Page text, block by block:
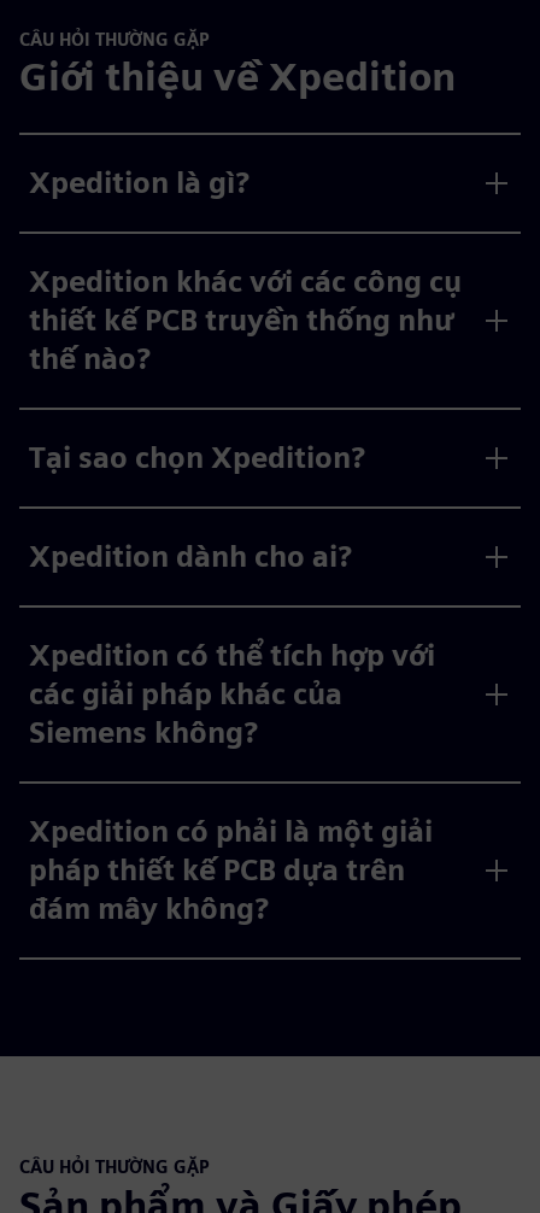
CÂU HỎI THƯỜNG GẶP
Giới thiệu về Xpedition
Xpedition là gì?
Xpedition khác với các công cụ
thiết kế PCB truyền thống như
thế nào?
Tại sao chọn Xpedition?
Xpedition dành cho ai?
Xpedition có thể tích hợp với
các giải pháp khác của
Siemens không?
Xpedition có phải là một giải
pháp thiết kế PCB dựa trên
đám mây không?
CÂU HỎI THƯỜNG GẶP